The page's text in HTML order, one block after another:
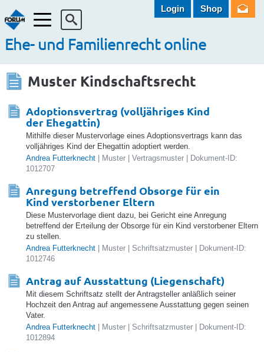
Menü
Ehe- und Familienrecht online
Login Shop
Muster Kindschaftsrecht
Adoptionsvertrag (volljähriges Kind
der Ehegattin)
Mithilfe dieser Mustervorlage eines Adoptionsvertrags kann das
volljähriges Kind der Ehegattin adoptiert werden.
Andrea Futterknecht | Muster | Vertragsmuster | Dokument-ID:
1012707
Anregung betreffend Obsorge für ein
Kind verstorbener Eltern
Diese Mustervorlage dient dazu, bei Gericht eine Anregung
betreffend der Erteilung der Obsorge für ein Kind verstorbener Eltern
zu stellen.
Andrea Futterknecht | Muster | Schriftsatzmuster | Dokument-ID:
1012746
Antrag auf Ausstattung (Liegenschaft)
Mit diesem Schriftsatz stellt der Antragsteller anläßlich seiner
Hochzeit den Antrag auf angemessene Ausstattung gegen seinen
Vater.
Andrea Futterknecht | Muster | Schriftsatzmuster | Dokument-ID:
1012894